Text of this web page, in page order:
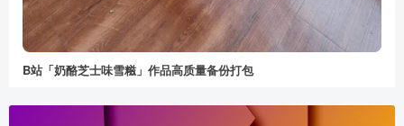
B站「奶酪芝士味雪糍」作品高质量备份打包